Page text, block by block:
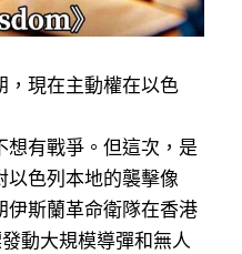
，現在主動權在以色
想有戰爭。但這次，是
以色列本地的襲擊像
伊斯蘭革命衛隊在香港
動大規模導彈和無人